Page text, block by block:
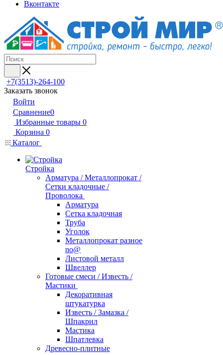
Вконтакте
+7(3513)-264-100
Заказать звонок
Войти
Сравнение0
Избранные товары 0
Корзина 0
Каталог
Стройка
Арматура / Металлопрокат /
Сетки кладочные /
Проволока
Арматура
Сетка кладочная
Труба
Уголок
Металлопрокат разное
no@
Листовой металл
Швеллер
Готовые смеси / Известь /
Мастики
Декоративная
штукатурка
Известь / Замазка /
Шпакрил
Мастика
Шпатлевка
Древесно-плитные